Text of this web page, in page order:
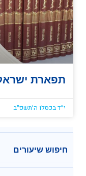
תפארת
י״ד בכסלו ה׳תשפ״ב
חיפוש שיעורים